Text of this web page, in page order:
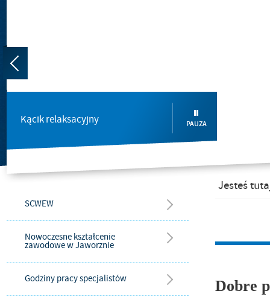
Kącik relaksacyjny PAUZA
SCWEW
Nowoczesne kształcenie
zawodowe w Jaworznie
Godziny pracy specjalistów
Jesteś
Dobre